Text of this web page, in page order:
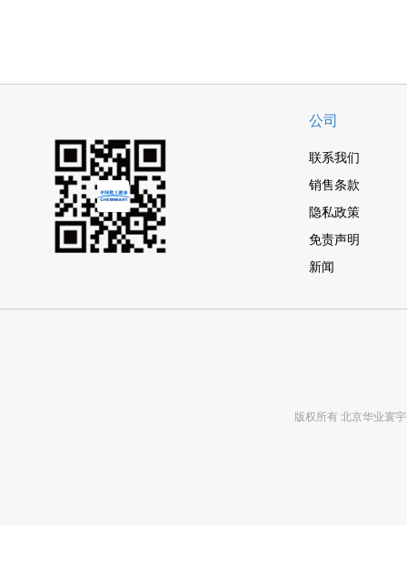
公司
联系我们
销售条款
隐私政策
免责声明
新闻
版权所有 北京华业寰